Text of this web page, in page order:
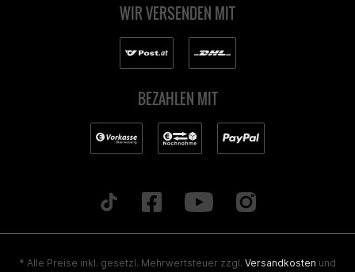
WIR VERSENDEN MIT
BEZAHLEN MIT
* Alle Preise inkl. gesetzl. Mehrwertsteuer zzgl. Versandkosten und